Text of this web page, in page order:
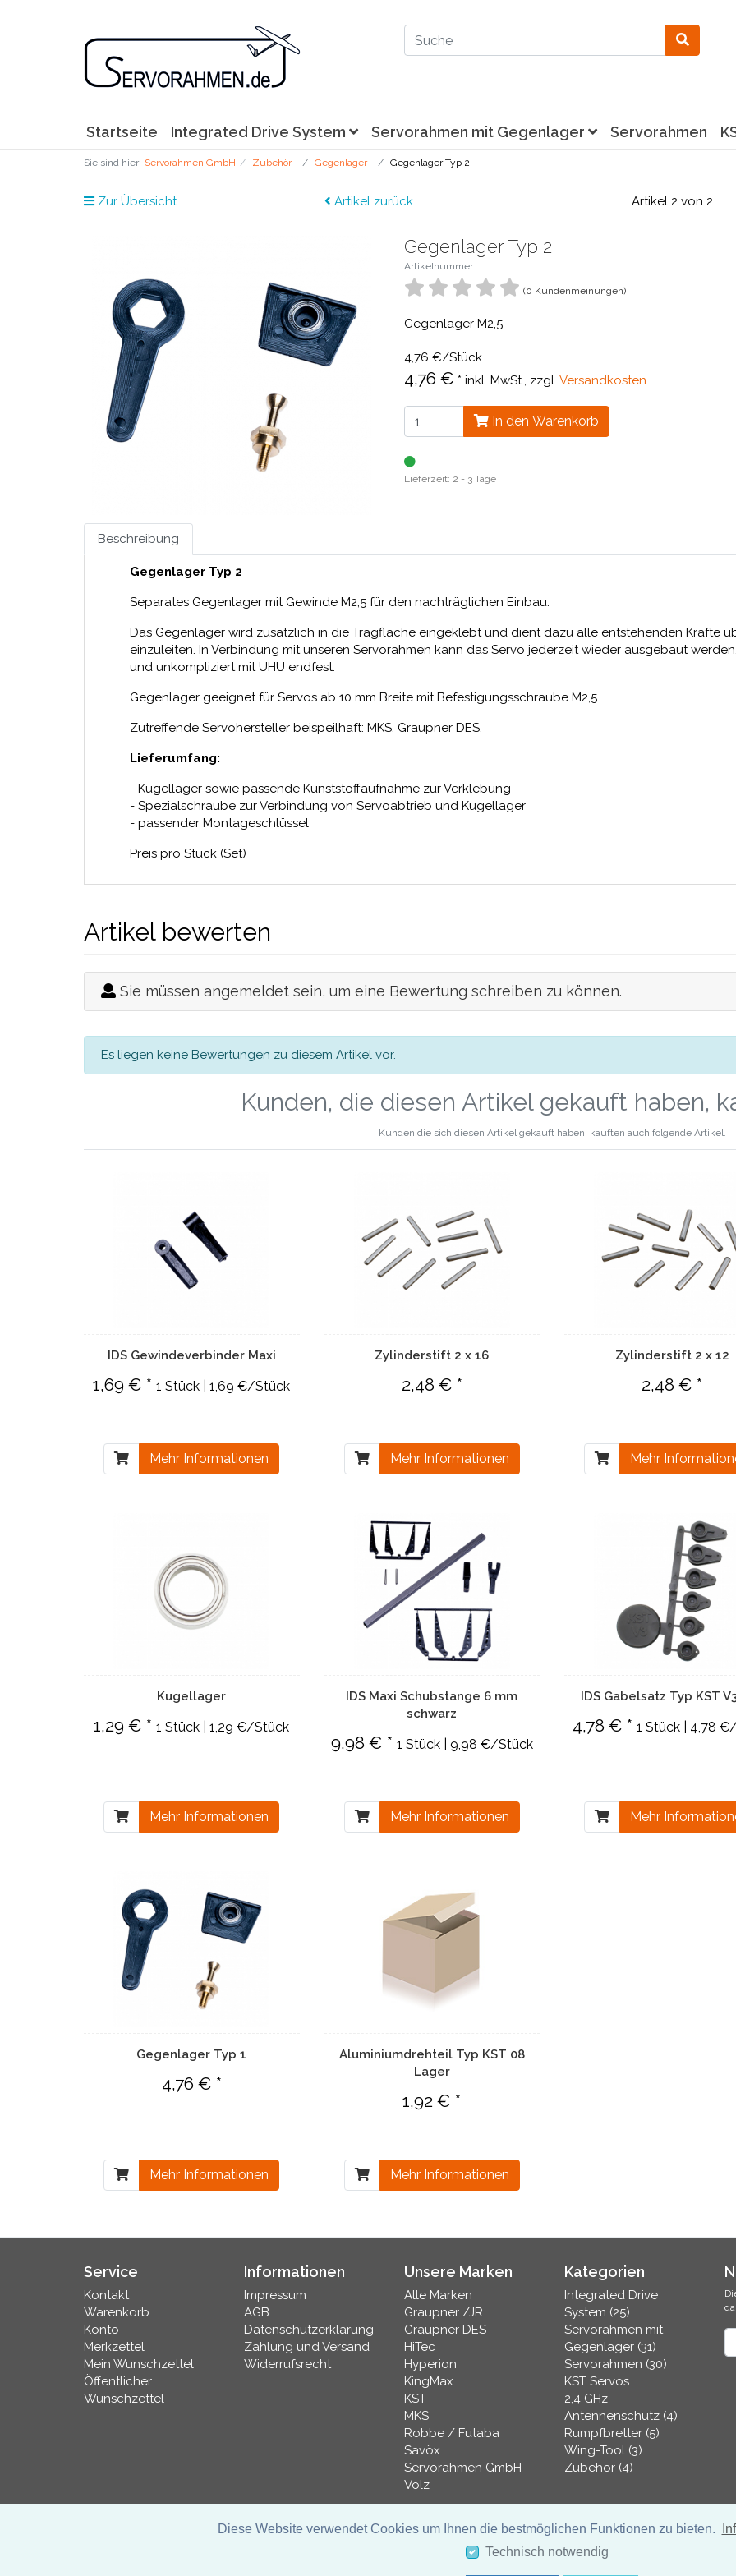
Startseite Integrated Drive System Servorahmen mit Gegenlager Servorahmen
Sie sind hier: Servorahmen GmbH Zubehör Gegenlager Gegenlager Typ 2
Zur Übersicht Artikel zurück Artikel 2 von 2
Gegenlager Typ 2
Artikelnummer:
(0 Kundenmeinungen)
Gegenlager M2,5
4,76 €/Stück
4,76 € * inkl. MwSt., zzgl. Versandkosten
In den Warenkorb
Lieferzeit: 2 - 3 Tage
Beschreibung
Gegenlager Typ 2
Separates Gegenlager mit Gewinde M2,5 für den nachträglichen Einbau.
Das Gegenlager wird zusätzlich in die Tragfläche eingeklebt und dient dazu alle entstehenden Kräfte
einzuleiten. In Verbindung mit unseren Servorahmen kann das Servo jederzeit wieder ausgebaut
und unkompliziert mit UHU endfest.
Gegenlager geeignet für Servos ab 10 mm Breite mit Befestigungsschraube M2,5.
Zutreffende Servohersteller beispeilhaft: MKS, Graupner DES.
Lieferumfang:
- Kugellager sowie passende Kunststoffaufnahme zur Verklebung
- Spezialschraube zur Verbindung von Servoabtrieb und Kugellager
- passender Montageschlüssel
Preis pro Stück (Set)
Artikel bewerten
Sie müssen angemeldet sein, um eine Bewertung schreiben zu können.
Es liegen keine Bewertungen zu diesem Artikel vor.
Kunden, die diesen Artikel gekauft haben,
Kunden die sich diesen Artikel gekauft haben, kauften auch folgende Artikel.
IDS Gewindeverbinder Maxi
1,69 € *1 Stück | 1,69 €/Stück
Mehr Informationen
Zylinderstift 2 x 16
2,48 € *
Mehr Informationen
Zylinderstift 2 x 12
2,48 € *
Mehr
Kugellager
1,29 € *1 Stück | 1,29 €/Stück
Mehr Informationen
IDS Maxi Schubstange 6 mm
schwarz
9,98 € * 1 Stück | 9,98 €/Stück
Mehr Informationen
IDS Gabelsatz Typ KST
4,78 € * 1 Stück | 4,78
Mehr
Gegenlager Typ 1
4,76 € *
Mehr Informationen
Aluminiumdrehteil Typ KST 08
Lager
1,92 € *
Mehr Informationen
Service
Kontakt
Warenkorb
Konto
Merkzettel
Mein Wunschzettel
Öffentlicher
Wunschzettel
Informationen
Impressum
AGB
Datenschutzerklärung
Zahlung und Versand
Widerrufsrecht
Unsere Marken
Alle Marken
Graupner /JR
Graupner DES
HiTec
Hyperion
KingMax
KST
MKS
Robbe / Futaba
Savöx
Servorahmen GmbH
Volz
Kategorien
Integrated Drive
System (25)
Servorahmen mit
Gegenlager (31)
Servorahmen (30)
KST Servos
2,4 GHz
Antennenschutz (4)
Rumpfbretter (5)
Wing-Tool (3)
Zubehör (4)
Diese Website verwendet Cookies um Ihnen die bestmöglichen Funktionen zu bieten.
Technisch notwendig